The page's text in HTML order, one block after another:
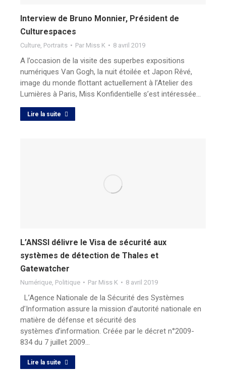
Interview de Bruno Monnier, Président de
Culturespaces
Culture, Portraits Par Miss K 8 avril 2019
A l’occasion de la visite des superbes expositions
numériques Van Gogh, la nuit étoilée et Japon Rêvé,
image du monde flottant actuellement à l’Atelier des
Lumières à Paris, Miss Konfidentielle s’est intéressée…
Lire la suite
L’ANSSI délivre le Visa de sécurité aux
systèmes de détection de Thales et
Gatewatcher
Numérique Politique Par Miss K 8 avril 2019
L’Agence Nationale de la Sécurité des Systèmes
d’Information assure la mission d’autorité nationale en
matière de défense et sécurité des
systèmes d’information. Créée par le décret n°2009-
834 du 7 juillet 2009…
Lire la suite